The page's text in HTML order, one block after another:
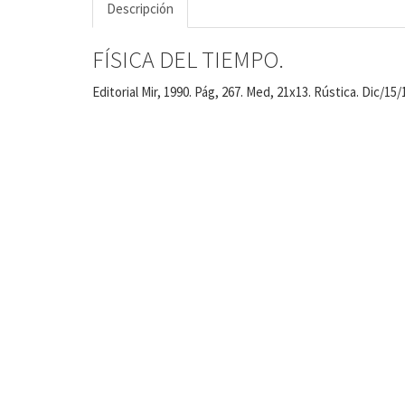
Descripción
FÍSICA DEL TIEMPO.
Editorial Mir, 1990. Pág, 267. Med, 21x13. Rústica. Dic/15/